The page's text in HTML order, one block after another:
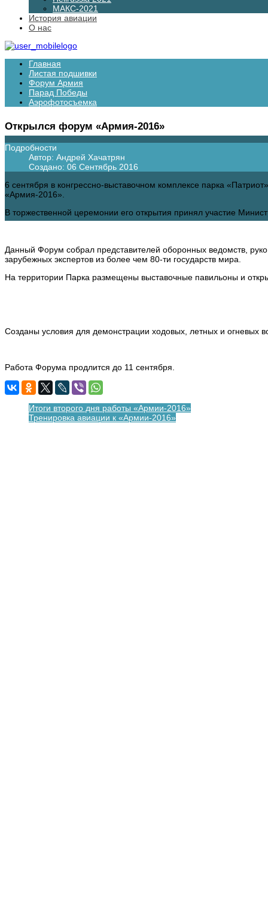
МАКС-2021
История авиации
О нас
Главная
Листая подшивки
Форум Армия
Парад Победы
Аэрофотосъемка
Открылся форум «Армия-2016»
Подробности
Автор: Андрей Хачатрян
Создано: 06 Сентябрь 2016
6 сентября в конгрессно-выставочном комплексе парка
«Армия-2016».
В торжественной церемонии его открытия принял участие
Данный Форум собрал представителей оборонных ведомств,
зарубежных экспертов из более чем 80-ти государств мира.
На территории Парка размещены выставочные павильоны и
Созданы условия для демонстрации ходовых, летных и огневых
Работа Форума продлится до 11 сентября.
Итоги второго дня работы «Армии-2016»
Тренировка авиации к «Армии-2016»